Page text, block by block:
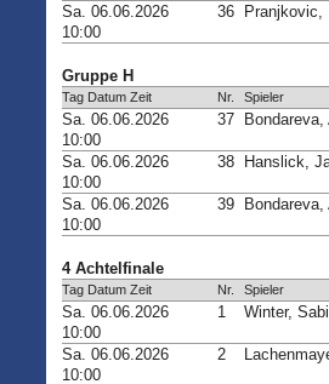
Sa. 06.06.2026
10:00
36 Pranjkovic,
Gruppe H
Tag Datum Zeit Nr. Spieler
Sa. 06.06.2026
10:00
37
Sa. 06.06.2026
10:00
38 Hanslick,
Sa. 06.06.2026
10:00
39
4 Achtelfinale
Tag Datum Zeit Nr. Spieler
Sa. 06.06.2026
10:00
1 Winter,
Sa. 06.06.2026
10:00
2